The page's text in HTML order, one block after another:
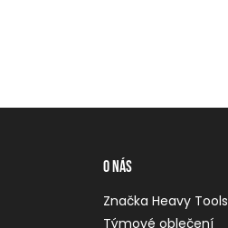
O nás
Značka Heavy Tools
Týmové oblečení